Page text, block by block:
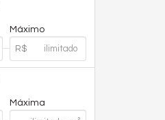
Máximo
Máxima